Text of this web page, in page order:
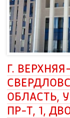
Г.
ОБЛАСТЬ,
ПР-Т, 1,